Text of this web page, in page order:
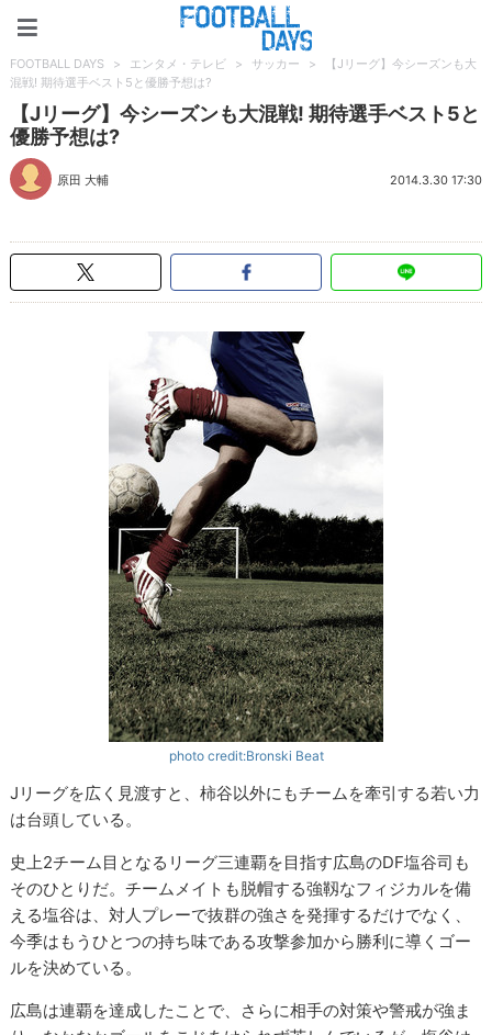
FOOTBALL DAYS > エンタメ・テレビ > サッカー >
【Jリーグ】今シーズンも大
混戦! 期待選手ベスト5と優勝予想は?
【Jリーグ】今シーズンも大混戦! 期待選手ベスト5と
優勝予想は?
原田 大輔 2014.3.30 17:30
photo credit:Bronski Beat
Jリーグを広く見渡すと、柿谷以外にもチームを牽引する若い力
は台頭している。
史上2チーム目となるリーグ三連覇を目指す広島のDF塩谷司も
そのひとりだ。チームメイトも脱帽する強靱なフィジカルを備
える塩谷は、対人プレーで抜群の強さを発揮するだけでなく、
今季はもうひとつの持ち味である攻撃参加から勝利に導くゴー
ルを決めている。
広島は連覇を達成したことで、さらに相手の対策や警戒が強ま